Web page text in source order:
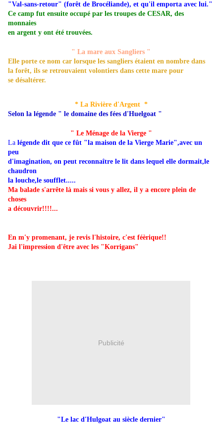
"Val-sans-retour" (forêt de Brocéliande), et qu'il emporta avec lui."
Ce camp fut ensuite occupé par les troupes de CESAR, des
monnaies
en argent y ont été trouvées.
" La mare aux Sangliers "
Elle porte ce nom car lorsque les sangliers étaient en nombre dans
la forêt, ils se retrouvaient volontiers dans cette mare pour
se désaltérer.
* La Rivière d'Argent *
Selon la légende " le domaine des fées d'Huelgoat "
" Le Ménage de la Vierge "
La légende dit que ce fût "la maison de la Vierge Marie",avec un
peu
d'imagination, on peut reconnaître le lit dans lequel elle dormait,le
chaudron
la louche,le soufflet.....
Ma balade s'arrête là mais si vous y allez, il y a encore plein de
choses
a découvrir!!!!...
En m'y promenant, je revis l'histoire, c'est féèrique!!
Jai l'impression d'être avec les "Korrigans"
Publicité
"Le lac d'Hulgoat au siècle dernier"